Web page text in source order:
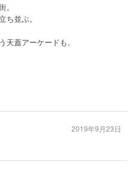
並ぶ。
天蓋アーケードも。
2019年9月23日